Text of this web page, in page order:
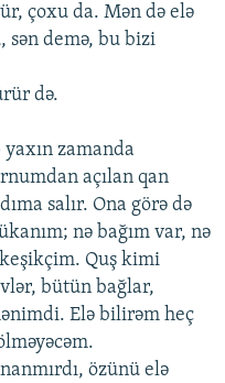
çoxu da. Mən də elə
sən demə, bu bizi
də.
zamanda
açılan qan
salır. Ona görə də
nə bağım var, nə
Quş kimi
bütün bağlar,
Elə bilirəm heç
özünü elə